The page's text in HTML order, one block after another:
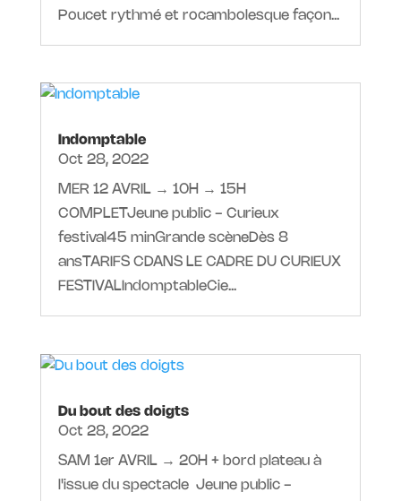
Poucet rythmé et rocambolesque façon...
Indomptable
Oct 28, 2022
MER 12 AVRIL → 10H → 15H
COMPLETJeune public - Curieux
festival45 minGrande scèneDès 8
ansTARIFS CDANS LE CADRE DU CURIEUX
FESTIVALIndomptableCie...
Du bout des doigts
Oct 28, 2022
SAM 1er AVRIL → 20H + bord plateau à
l'issue du spectacle Jeune public -